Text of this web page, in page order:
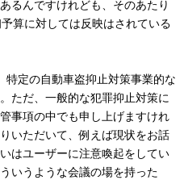
るんですけれども、そのあたり
算に対しては反映はされている
定の自動車盗抑止対策事業的な
ただ、一般的な犯罪抑止対策に
事項の中でも申し上げますけれ
いただいて、例えば現状をお話
はユーザーに注意喚起をしてい
いうような会議の場を持った